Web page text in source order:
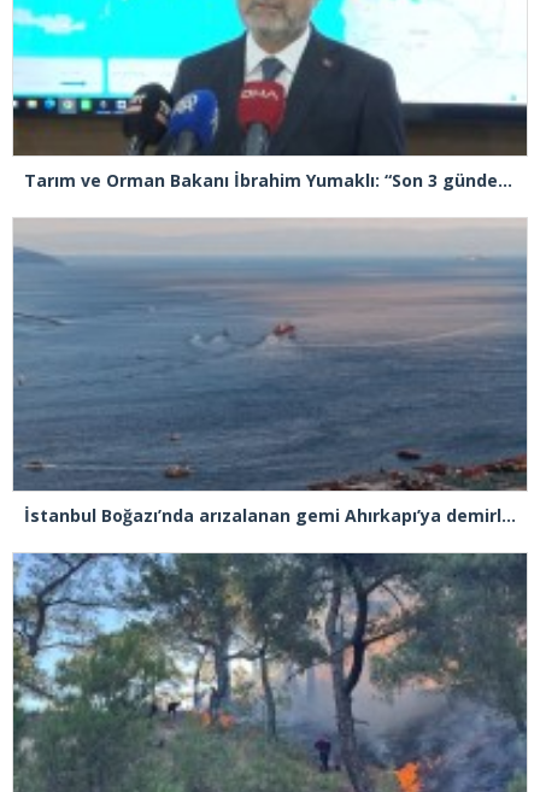
Tarım ve Orman Bakanı İbrahim Yumaklı: “Son 3 günde 260 yangına müdahale ettik, 258’i kontrol altına aldık”
İstanbul Boğazı’nda arızalanan gemi Ahırkapı’ya demirlendi